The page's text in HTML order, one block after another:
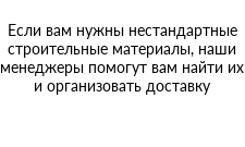
Если вам нужны нестандартные
строительные материалы, наши
менеджеры помогут вам найти их
и организовать доставку